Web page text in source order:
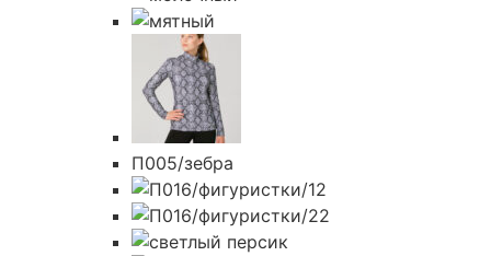
П005/зебра